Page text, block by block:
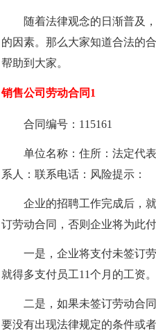
随着法律观念的日渐普及
的因素。那么大家知道合法的
帮助到大家。
销售公司劳动合同1
合同编号：115161
单位名称：住所：法定代
系人：联系电话：风险提示：
企业的招聘工作完成后，
订劳动合同，否则企业将为此
一是，企业将支付未签订
就得多支付员工11个月的工资。
二是，如果未签订劳动合
要没有出现法律规定的条件或